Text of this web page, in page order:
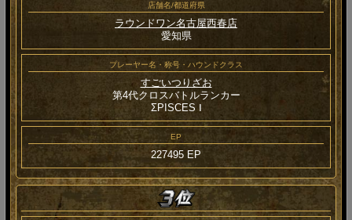
店舗名/都道府県
ラウンドワン名古屋西春店
愛知県
プレーヤー名・称号・ハウンドクラス
すごいつりざお
第4代クロスバトルランカー
ΣPISCES Ⅰ
EP
227495 EP